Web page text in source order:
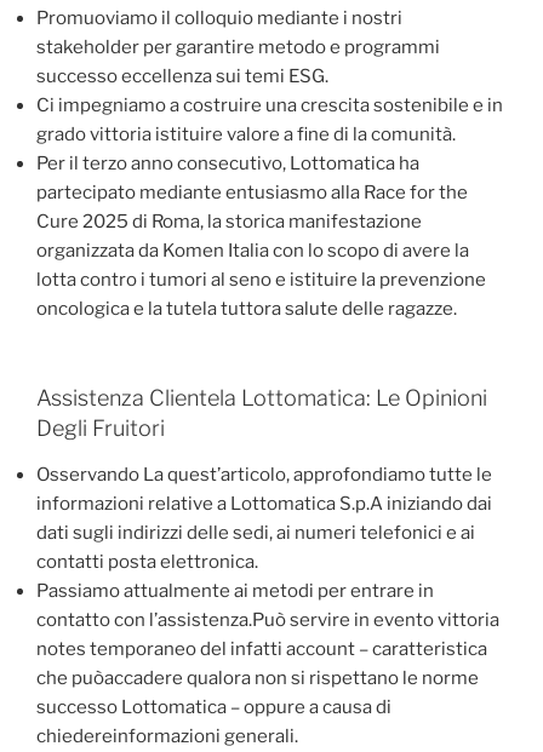
Promuoviamo il colloquio mediante i nostri
stakeholder per garantire metodo e programmi
successo eccellenza sui temi ESG.
Ci impegniamo a costruire una crescita sostenibile e in
grado vittoria istituire valore a fine di la comunità.
Per il terzo anno consecutivo, Lottomatica ha
partecipato mediante entusiasmo alla Race for the
Cure 2025 di Roma, la storica manifestazione
organizzata da Komen Italia con lo scopo di avere la
lotta contro i tumori al seno e istituire la prevenzione
oncologica e la tutela tuttora salute delle ragazze.
Assistenza Clientela Lottomatica: Le Opinioni
Degli Fruitori
Osservando La quest’articolo, approfondiamo tutte le
informazioni relative a Lottomatica S.p.A iniziando dai
dati sugli indirizzi delle sedi, ai numeri telefonici e ai
contatti posta elettronica.
Passiamo attualmente ai metodi per entrare in
contatto con l’assistenza.Può servire in evento vittoria
notes temporaneo del infatti account – caratteristica
che puòaccadere qualora non si rispettano le norme
successo Lottomatica – oppure a causa di
chiedereinformazioni generali.